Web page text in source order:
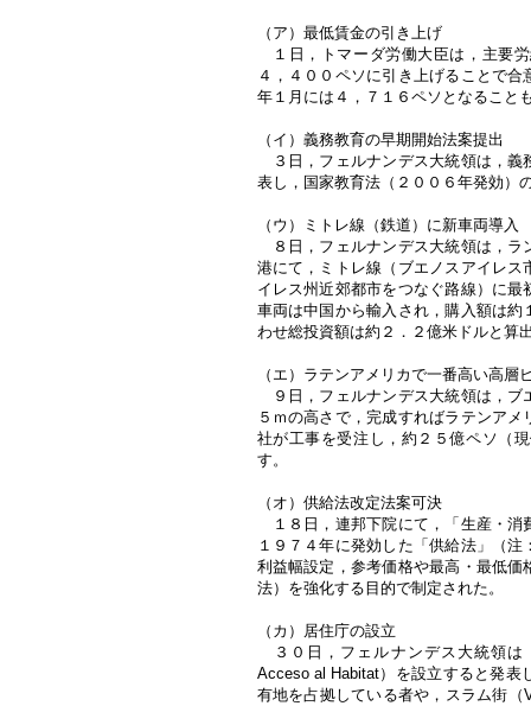
（ア）最低賃金の引き上げ
１日，トマーダ労働大臣は，主要
４，４００ペソに引き上げることで
年１月には４，７１６ペソとなること
（イ）義務教育の早期開始法案提出
３日，フェルナンデス大統領は，義
表し，国家教育法（２００６年発効）
（ウ）ミトレ線（鉄道）に新車両導入
８日，フェルナンデス大統領は，ラ
港にて，ミトレ線（ブエノスアイレ
イレス州近郊都市をつなぐ路線）に
車両は中国から輸入され，購入額は
わせ総投資額は約２．２億米ドルと算
（エ）ラテンアメリカで一番高い高層
９日，フェルナンデス大統領は，ブ
５ｍの高さで，完成すればラテンア
社が工事を受注し，約２５億ペソ（
す。
（オ）供給法改定法案可決
１８日，連邦下院にて，「生産・消
１９７４年に発効した「供給法」（
利益幅設定，参考価格や最高・最低
法）を強化する目的で制定された。
（カ）居住庁の設立
３０日，フェルナンデス大統領は
Acceso al Habitat）を設立すると発表
有地を占拠している者や，スラム街